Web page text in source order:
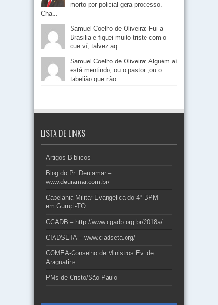
morto por policial gera processo.
Cha...
Samuel Coelho de Oliveira: Fui a
Brasilia e fiquei muito triste com o
que ví, talvez aq...
Samuel Coelho de Oliveira: Alguém aí
está mentindo, ou o pastor ,ou o
tabelião que não...
LISTA DE LINKS
Artigos Bíblicos
Blog do Pr. Deuramar –
www.deuramar.com.br/
Capelania Militar Evangélica do 4º BPM
em Gurupi-TO
CGADB – http://www.cgadb.org.br/2018a/
CIADSETA – www.ciadseta.org/
COMEA-Conselho de Ministros Ev. de
Araguatins
PMs de Cristo/São Paulo